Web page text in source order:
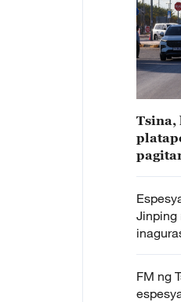
Tsina,
Jinping
FM ng